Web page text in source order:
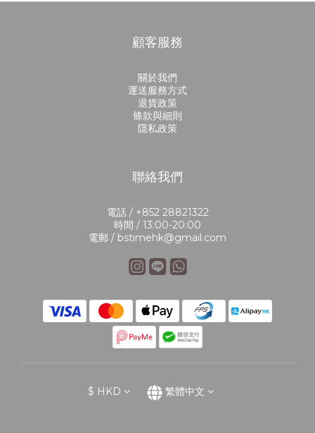
顧客服務
關於我們
運送服務方式
退貨政策
條款與細則
隱私政策
聯絡我們
電話 / +852 28821322
時間 / 13:00-20:00
電郵 / bstimehk@gmail.com
$ HKD 繁體中文